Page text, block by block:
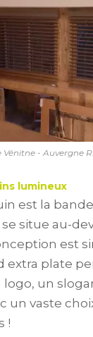
Vénitne - Auvergne
lumineux
est la
situe au-
est
extra plate
logo, un
un vaste
!